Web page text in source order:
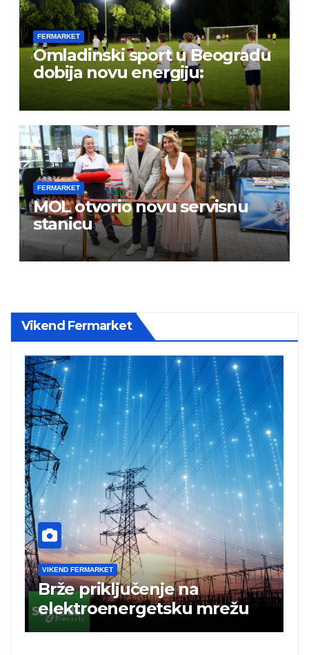
FERMARKET
Omladinski sport u Beogradu
dobija novu energiju:
FERMARKET
MOL otvorio novu servisnu
stanicu
Vikend Fermarket
VIKEND FERMARKET
Zeleni pojas hladi gradsku
četvrt i okolinu